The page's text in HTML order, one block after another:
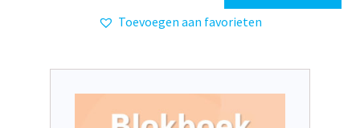
Toevoegen aan favorieten